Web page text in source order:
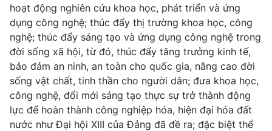
VTV9 VTV8
Liên hệ tòa soạn English
THỜI BÁO VTV
hoạt động nghiên cứu khoa học, phát triển và ứng
dụng công nghệ; thúc đẩy thị trường khoa học, công
nghệ; thúc đẩy sáng tạo và ứng dụng công nghệ trong
đời sống xã hội, từ đó, thúc đẩy tăng trưởng kinh tế,
bảo đảm an ninh, an toàn cho quốc gia, nâng cao đời
sống vật chất, tinh thần cho người dân; đưa khoa học,
công nghệ, đổi mới sáng tạo thực sự trở thành động
lực để hoàn thành công nghiệp hóa, hiện đại hóa đất
nước như Đại hội XIII của Đảng đã đề ra; đặc biệt thể